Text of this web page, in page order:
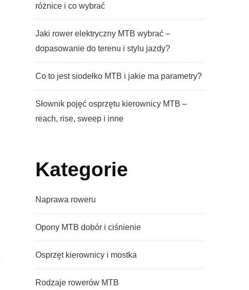
różnice i co wybrać
Jaki rower elektryczny MTB wybrać –
dopasowanie do terenu i stylu jazdy?
Co to jest siodełko MTB i jakie ma parametry?
Słownik pojęć osprzętu kierownicy MTB –
reach, rise, sweep i inne
Kategorie
Naprawa roweru
Opony MTB dobór i ciśnienie
Osprzęt kierownicy i mostka
Rodzaje rowerów MTB